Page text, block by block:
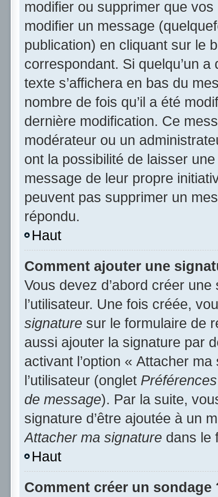
modifier ou supprimer que
modifier un message
publication) en cliquant sur le
correspondant. Si quelqu’un
texte s’affichera en bas du
nombre de fois qu’il a été
dernière modification. Ce
modérateur ou un
ont la possibilité de laisser
message de leur propre
peuvent pas supprimer un
répondu.
Haut
Comment ajouter une
Vous devez d’abord créer
l’utilisateur. Une fois créée,
signature sur le formulaire de
aussi ajouter la signature par
activant l’option « Attacher
l’utilisateur (onglet
de message). Par la suite,
signature d’être ajoutée à un
Attacher ma signature dans le
Haut
Comment créer un sondage